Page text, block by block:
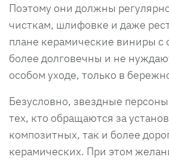
Поэтому они должны
чисткам, шлифовке и даже
плане керамические виниры с
более долговечны и не
особом уходе, только в
Безусловно, звездные
тех, кто обращаются за
композитных, так и более
керамических. При этом